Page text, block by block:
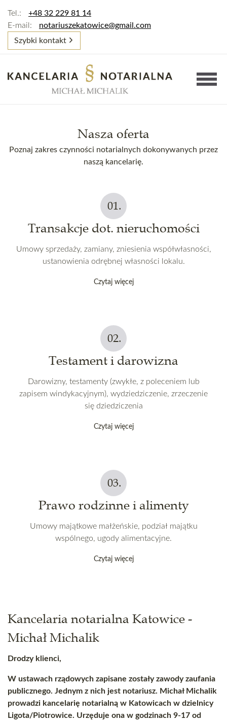
Tel.:
+48 32 229 81 14
E-mail:
notariuszekatowice@gmail.com
Szybki kontakt
Nasza oferta
Poznaj zakres czynności notarialnych dokonywanych przez
naszą kancelarię.
Transakcje dot. nieruchomości
Umowy sprzedaży, zamiany, zniesienia współwłasności,
ustanowienia odrębnej własności lokalu.
Czytaj więcej
Testament i darowizna
Darowizny, testamenty (zwykłe, z poleceniem lub
zapisem windykacyjnym), wydziedziczenie, zrzeczenie
się dziedziczenia
Czytaj więcej
Prawo rodzinne i alimenty
Umowy majątkowe małżeńskie, podział majątku
wspólnego, ugody alimentacyjne.
Czytaj więcej
Kancelaria notarialna Katowice -
Michał Michalik
Drodzy klienci,
W ustawach rządowych zapisane zostały zawody zaufania
publicznego. Jednym z nich jest notariusz. Michał Michalik
prowadzi kancelarię notarialną w Katowicach w dzielnicy
Ligota/Piotrowice. Urzęduje ona w godzinach 9-17 od